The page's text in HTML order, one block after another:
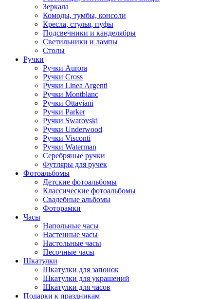
Зеркала
Комоды, тумбы, консоли
Кресла, стулья, пуфы
Подсвечники и канделябры
Светильники и лампы
Столы
Ручки
Ручки Aurora
Ручки Cross
Ручки Linea Argenti
Ручки Montblanc
Ручки Ottaviani
Ручки Parker
Ручки Swarovski
Ручки Underwood
Ручки Visconti
Ручки Waterman
Серебряные ручки
Футляры для ручек
Фотоальбомы
Детские фотоальбомы
Классические фотоальбомы
Свадебные альбомы
Фоторамки
Часы
Напольные часы
Настенные часы
Настольные часы
Песочные часы
Шкатулки
Шкатулки для запонок
Шкатулки для украшений
Шкатулки для часов
Подарки к праздникам